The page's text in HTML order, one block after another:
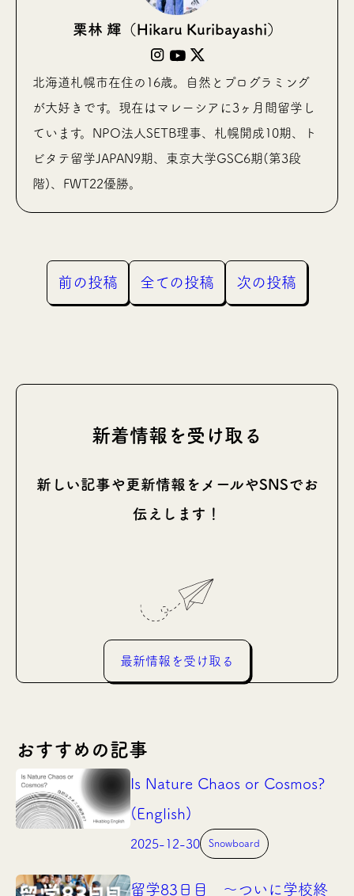
栗林 輝（Hikaru Kuribayashi）
北海道札幌市在住の16歳。自然とプログラミング
が大好きです。現在はマレーシアに3ヶ月間留学し
ています。NPO法人SETB理事、札幌開成10期、ト
ビタテ留学JAPAN9期、東京大学GSC6期(第3段
階)、FWT22優勝。
前の投稿 全ての投稿 次の投稿
新着情報を受け取る
新しい記事や更新情報をメールやSNSでお
伝えします！
最新情報を受け取る
おすすめの記事
Is Nature Chaos or Cosmos?
(English)
2025-12-30 Snowboard
留学83日目 〜ついに学校終